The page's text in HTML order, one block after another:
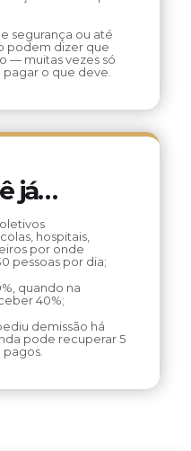
segurança ou até
podem dizer que
— muitas vezes só
o que deve.
já…
hospitais,
por onde
pessoas por dia;
quando na
40%;
demissão há
pode recuperar 5